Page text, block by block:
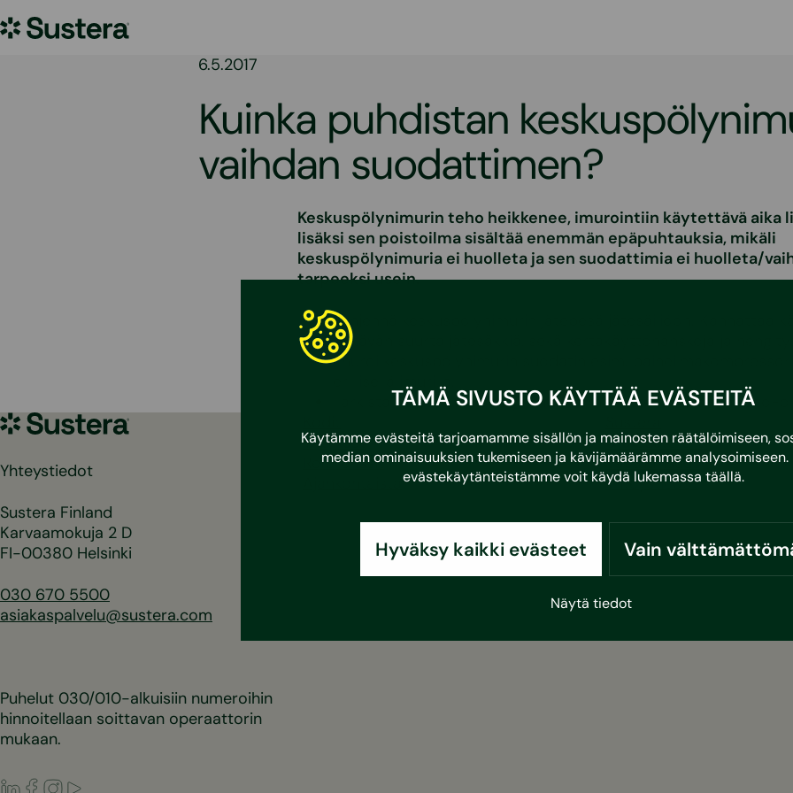
TÄMÄ SIVUSTO KÄYTTÄÄ EVÄSTEITÄ
Käytämme evästeitä tarjoamamme sisällön ja mainosten räätälöimiseen,
median ominaisuuksien tukemiseen ja kävijämäärämme analysoimiseen.
evästekäytänteistämme voit käydä lukemassa täällä.
Hyväksy kaikki evästeet Vain
Näytä tiedot
sisältöön
Sustera
6.5.2017
Kuinka puhdistan
vaihdan suodattimen?
Keskuspölynimurin teho heikkenee, imurointiin käytettävä aika
lisäksi sen poistoilma sisältää enemmän epäpuhtauksia, mikäli
keskuspölynimuria ei huolleta ja sen suodattimia ei huolleta/
tarpeeksi usein.
Tyhjennä keskuspölynimurin jätepesä jätesäiliöön. Kannattaa
riittävän suurta jätesäkkiä, sekä kertakäyttöhanskoja ja
Imuroi keskuspölynimurin suodatin esim.
erillisellä imurilla.
Tarkista myös keskuspölynimurin omat laitekohtaiset huolto-
Sustera
Yhteystiedot
Sustera Finland
Karvaamokuja 2 D
FI-00380 Helsinki
030 670 5500
asiakaspalvelu@sustera.com
Puhelut 030/010-alkuisiin numeroihin
hinnoitellaan soittavan operaattorin
mukaan.
LinkedIn
Facebook
Instagram
Yritykset
Referenssit
Ura Susteralla
Vastuullisuus
Yhteystiedot